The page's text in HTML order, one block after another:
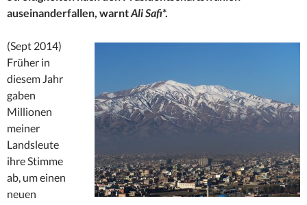
auseinanderfallen, warntAli Safi*.
(Sept 2014)
Früher in
diesem Jahr
gaben
Millionen
meiner
Landsleute
ihre Stimme
ab, um einen
neuen